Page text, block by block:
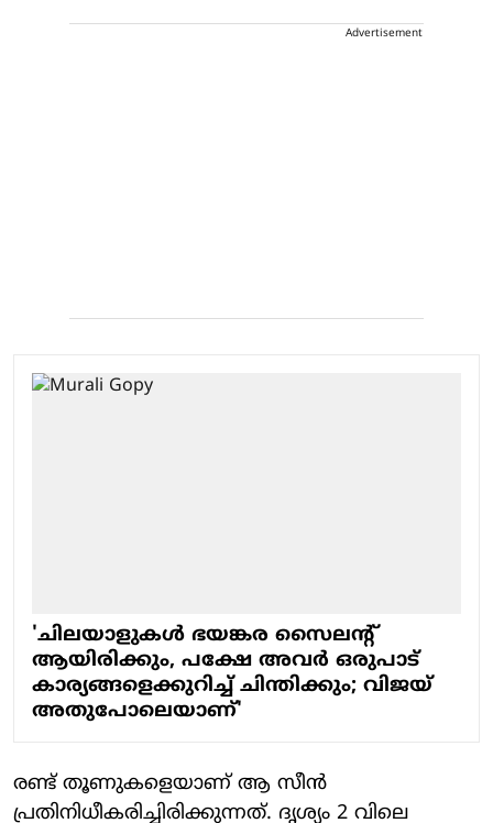
Advertisement
'ചിലയാളുകൾ ഭയങ്കര സൈലന്റ്
ആയിരിക്കും, പക്ഷേ അവർ ഒരുപാട്
കാര്യങ്ങളെക്കുറിച്ച് ചിന്തിക്കും; വിജയ്
അതുപോലെയാണ്'
രണ്ട് തൂണുകളെയാണ് ആ സീൻ
പ്രതിനിധീകരിച്ചിരിക്കുന്നത്. ദൃശ്യം 2 വിലെ